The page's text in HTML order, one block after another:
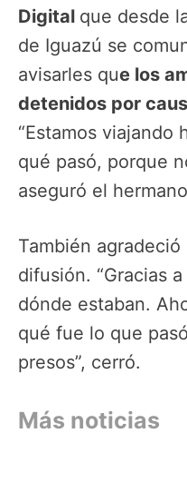
Digital que desde
de Iguazú se
avisarles que los
detenidos por
“Estamos viajando
qué pasó, porque
aseguró el
También
difusión. “Gracias
dónde estaban.
qué fue lo que
presos”, cerró.
Más noticias